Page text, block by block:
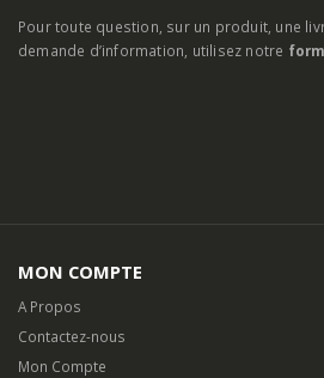
Pour toute question, sur un produit, une
demande d’information, utilisez notre
MON COMPTE
A Propos
Contactez-nous
Mon Compte